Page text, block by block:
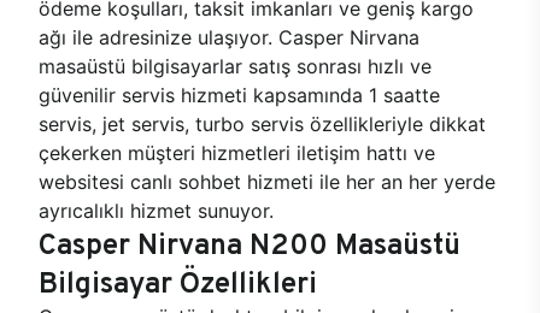
ödeme koşulları, taksit imkanları ve geniş kargo
ağı ile adresinize ulaşıyor. Casper Nirvana
masaüstü bilgisayarlar satış sonrası hızlı ve
güvenilir servis hizmeti kapsamında 1 saatte
servis, jet servis, turbo servis özellikleriyle dikkat
çekerken müşteri hizmetleri iletişim hattı ve
websitesi canlı sohbet hizmeti ile her an her yerde
ayrıcalıklı hizmet sunuyor.
Casper Nirvana N200 Masaüstü
Bilgisayar Özellikleri